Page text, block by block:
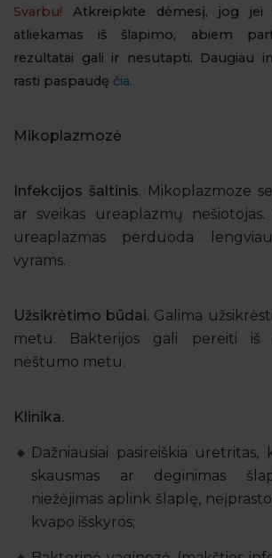
Svarbu! Atkreipkite dėmesį, jog jei
atliekamas iš šlapimo, abiem
rezultatai gali ir nesutapti. Daugiau
rasti paspaudę čia.
Mikoplazmozė
Infekcijos šaltinis. Mikoplazmoze
ar sveikas ureaplazmų
ureaplazmas perduoda
vyrams.
Užsikrėtimo būdai. Galima
metu. Bakterijos gali pereiti iš
nėštumo metu.
Klinika.
Dažniausiai pasireiškia
skausmas ar deginimas
niežėjimas aplink šlaplę,
kvapo išskyros;